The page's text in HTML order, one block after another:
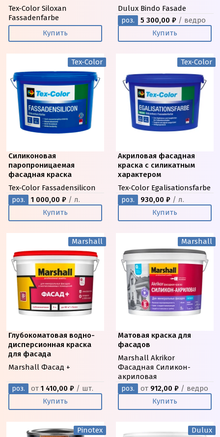
Tex-Color Siloxan
Fassadenfarbe
Купить
Dulux Bindo Fasade
роз. 5 300,00 ₽ / ведро
Купить
Tex-Color
Силиконовая
паропроницаемая
фасадная краска
Tex-Color Fassadensilicon
роз. 1 000,00 ₽ / л.
Купить
Tex-Color
Акриловая фасадная
краска с силикатным
характером
Tex-Color Egalisationsfarbe
роз. 930,00 ₽ / л.
Купить
Marshall
Глубокоматовая водно-
дисперсионная краска
для фасада
Marshall Фасад +
роз. от 1 410,00 ₽ / шт.
Купить
Marshall
Матовая краска для
фасадов
Marshall Akrikor
Фасадная Силикон-
акриловая
роз. от 912,00 ₽ / ведро
Купить
Pinotex Dulux